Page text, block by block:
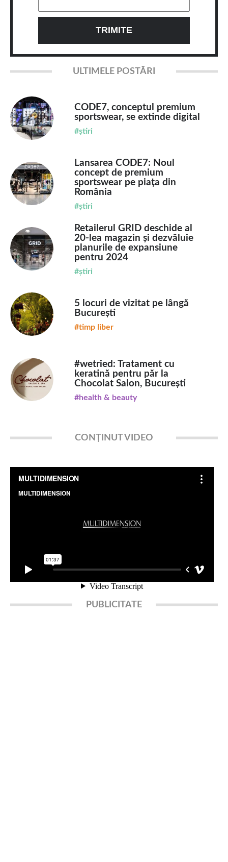
ULTIMELE POSTĂRI
CODE7, conceptul premium
sportswear, se extinde digital
#știri
Lansarea CODE7: Noul
concept de premium
sportswear pe piața din
România
#știri
Retailerul GRID deschide al
20-lea magazin și dezvăluie
planurile de expansiune
pentru 2024
#știri
5 locuri de vizitat pe lângă
București
#timp liber
#wetried: Tratament cu
keratină pentru păr la
Chocolat Salon, București
#health & beauty
CONȚINUT VIDEO
PUBLICITATE